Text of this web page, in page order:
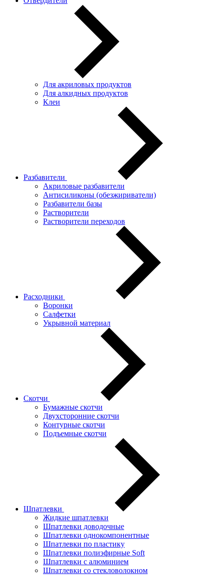
Для акриловых продуктов
Для алкидных продуктов
Клеи
Разбавители
Акриловые разбавители
Антисиликоны (обезжириватели)
Разбавители базы
Растворители
Растворители переходов
Расходники
Воронки
Салфетки
Укрывной материал
Скотчи
Бумажные скотчи
Двухсторонние скотчи
Контурные скотчи
Подъемные скотчи
Шпатлевки
Жидкие шпатлевки
Шпатлевки доводочные
Шпатлевки однокомпонентные
Шпатлевки по пластику
Шпатлевки полиэфирные Soft
Шпатлевки с алюминием
Шпатлевки со стекловолокном